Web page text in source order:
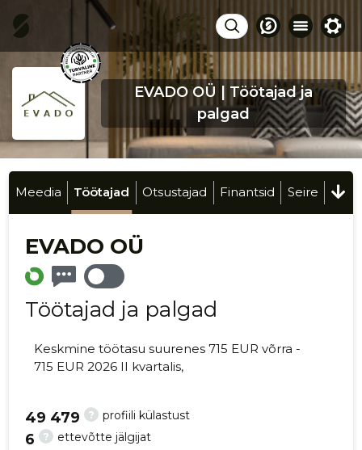
EVADO OÜ | Töötajad ja
palgad
Meedia Töötajad Otsustajad Finantsid Seire
EVADO OÜ
Töötajad ja palgad
Keskmine töötasu suurenes 715 EUR võrra -
715 EUR 2026 II kvartalis,
? profiili külastust
49 479
? ettevõtte jälgijat
6